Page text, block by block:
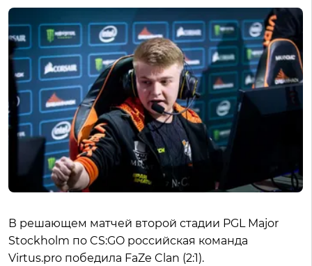
В решающем матчей второй стадии PGL Major
Stockholm по CS:GO российская команда
Virtus.pro победила FaZe Clan (2:1).